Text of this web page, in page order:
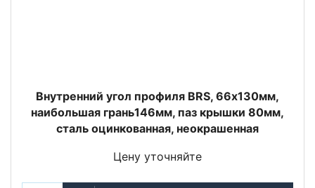
Внутренний угол профиля BRS, 66х130мм,
наибoльшая грань146мм, паз крышки 80мм,
сталь оцинкованная, неокрашенная
Цену уточняйте